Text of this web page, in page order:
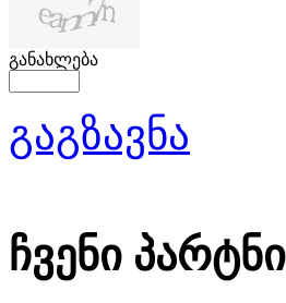
განახლება
გაგზავნა
ჩვენი